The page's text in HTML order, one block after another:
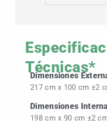
Técnicas*
Dimensiones
217 cm x 100 cm ±2
Dimensiones
198 cm x 90 cm ±2